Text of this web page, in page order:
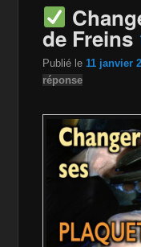
o
k
de Freins
Publié le11 janvier
réponse